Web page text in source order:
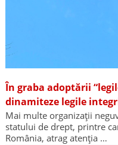
În graba adoptării
dinamiteze legile
Mai multe organizații
statului de drept, printre
România, atrag atenția …